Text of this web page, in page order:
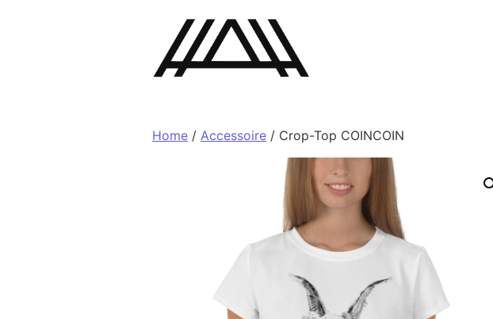
Home / Accessoire / Crop-Top COINCOIN